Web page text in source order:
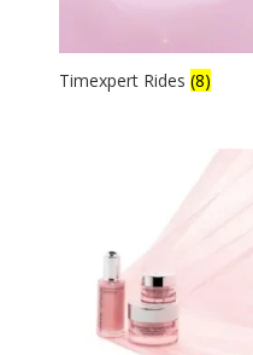
Timexpert Rides (8)